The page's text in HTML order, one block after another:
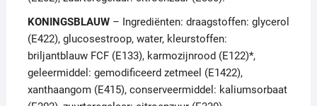
KONINGSBLAUW– Ingrediënten: draagstoffen: glycerol
(E422), glucosestroop, water, kleurstoffen:
briljantblauw FCF (E133), karmozijnrood (E122)*,
geleermiddel: gemodificeerd zetmeel (E1422),
xanthaangom (E415), conserveermiddel: kaliumsorbaat